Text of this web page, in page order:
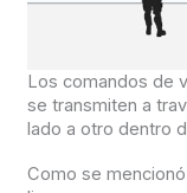
Los comandos de
se transmiten a
lado a otro dentro
Como se